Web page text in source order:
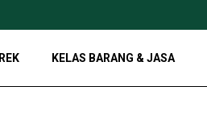
KELAS BARANG & JASA